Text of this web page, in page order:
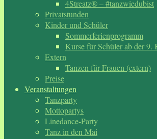
4Streatz® – #tanzwiedubist
Privatstunden
Kinder und Schüler
Sommerferienprogramm
Kurse für Schüler ab der 9.
Extern
Tanzen für Frauen (extern)
Preise
Veranstaltungen
Tanzparty
Mottopartys
Linedance-Party
Tanz in den Mai